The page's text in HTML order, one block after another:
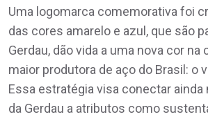
Uma logomarca comemorativa foi
das cores amarelo e azul, que são
Gerdau, dão vida a uma nova cor na
maior produtora de aço do Brasil: o
Essa estratégia visa conectar ainda
da Gerdau a atributos como